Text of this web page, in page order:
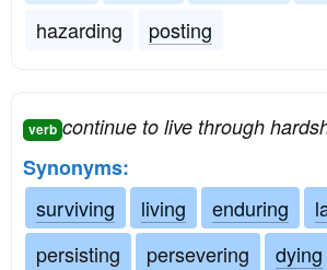
hazarding
posting
verb continue to live through
Synonyms:
surviving
living enduring
persisting
persevering dying